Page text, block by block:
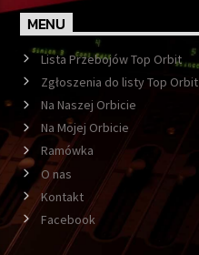
MENU
Lista Przebojów Top Orbit
Zgłoszenia do listy Top Orbit
Na Naszej Orbicie
Na Mojej Orbicie
Ramówka
O nas
Kontakt
Facebook